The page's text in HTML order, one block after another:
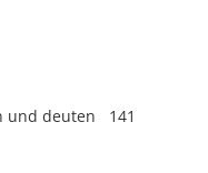
und deuten 141